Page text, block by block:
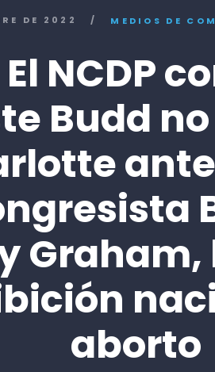
DE 2022 / MEDIOS DE
El NCDP
Budd
aborto